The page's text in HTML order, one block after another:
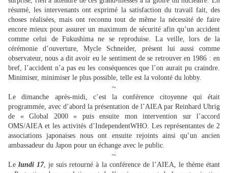
résumé, les intervenants ont exprimé la satisfaction du travail fait, des
choses réalisées, mais ont reconnu tout de même la nécessité de faire
encore mieux pour assurer un maximum de sécurité afin qu’un accident
comme celui de Fukushima ne se reproduise. La veille, lors de la
cérémonie d’ouverture, Mycle Schneider, présent lui aussi comme
observateur, nous a dit avoir eu le sentiment de se retrouver en 1986 : en
bref, l’accident n’a pas eu les conséquences que l’on aurait pu craindre.
Minimiser, minimiser le plus possible, telle est la volonté du lobby.
~
Le dimanche après-midi, c’est la conférence citoyenne qui était
programmée, avec d’abord la présentation de l’AIEA par Reinhard Uhrig
de « Global 2000 » puis ensuite mon intervention sur l’accord
OMS/AIEA et les activités d’IndependentWHO. Les représentantes de 2
associations japonaises nous ont ensuite rejoints ainsi qu’un ancien
ambassadeur du Japon pour un échange avec le public.
~
Lelundi 17, je suis retourné à la conférence de l’AIEA, le thème étant